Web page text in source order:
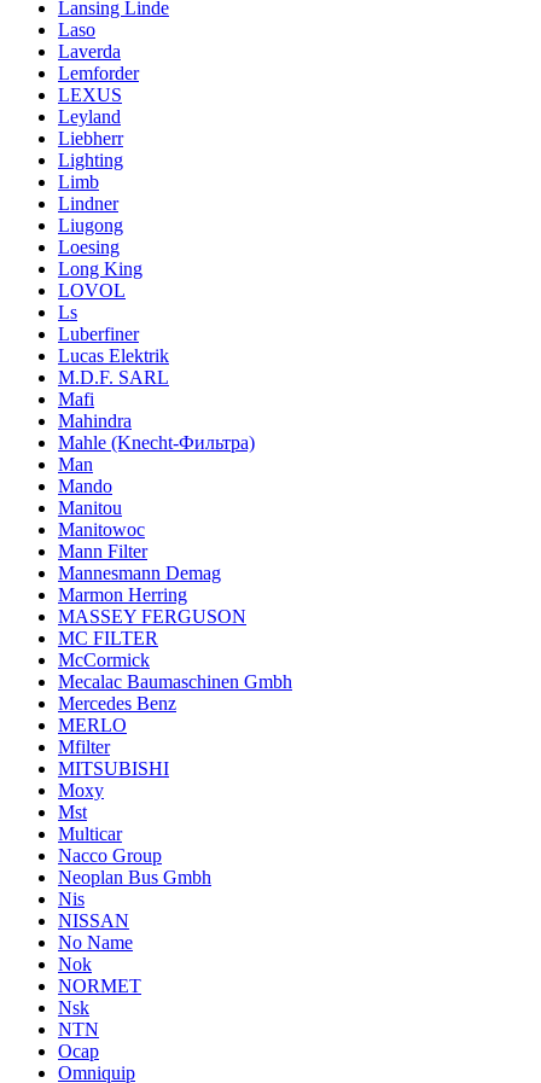
Lansing Linde
Laso
Laverda
Lemforder
LEXUS
Leyland
Liebherr
Lighting
Limb
Lindner
Liugong
Loesing
Long King
LOVOL
Ls
Luberfiner
Lucas Elektrik
M.D.F. SARL
Mafi
Mahindra
Mahle (Knecht-Фильтра)
Man
Mando
Manitou
Manitowoc
Mann Filter
Mannesmann Demag
Marmon Herring
MASSEY FERGUSON
MC FILTER
McCormick
Mecalac Baumaschinen Gmbh
Mercedes Benz
MERLO
Mfilter
MITSUBISHI
Moxy
Mst
Multicar
Nacco Group
Neoplan Bus Gmbh
Nis
NISSAN
No Name
Nok
NORMET
Nsk
NTN
Ocap
Omniquip